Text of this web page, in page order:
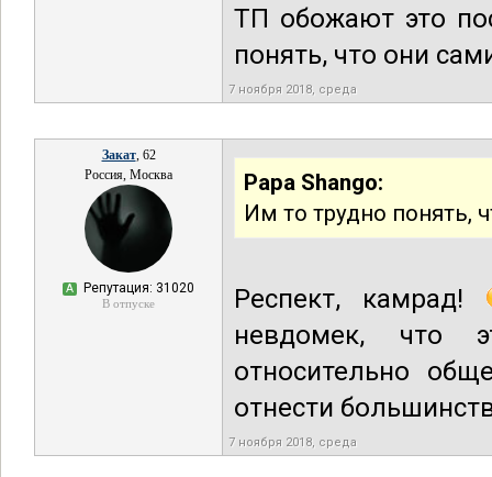
ТП обожают это
понять, что они
7 ноября 2018, среда
Закат, 62
Россия, Москва
А Репутация: 31020
В отпуске
Papa Shango:
Им то трудно понять,
Респект, камрад!
невдомек, что
относительно
отнести
7 ноября 2018, среда